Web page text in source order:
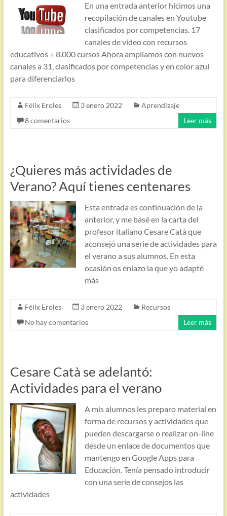
En una entrada anterior hicimos una
recopilación de canales en Youtube
clasificados por competencias. 17
canales de vídeo con recursos
educativos + 8.000 cursos Ahora ampliamos con nuevos
canales a 31, clasificados por competencias y en color azul
para diferenciarlos
Félix Eroles 3 enero 2022
Aprendizaje
8 comentarios
Leer más
¿Quieres más actividades de
Verano? Aquí tienes centenares
Esta entrada es continuación de la
anterior, y me basé en la carta del
profesor italiano Cesare Catà que
aconsejó una serie de actividades para
el verano a sus alumnos. En esta
ocasión os enlazo la que yo adapté
más
Félix Eroles 3 enero 2022
Recursos
No hay comentarios
Leer más
Cesare Catà se adelantó:
Actividades para el verano
A mis alumnos les preparo material en
forma de recursos y actividades que
pueden descargarse o realizar on-line
desde un enlace de documentos que
mantengo en Google Apps para
Educación. Tenía pensado introducir
con una serie de consejos las
actividades